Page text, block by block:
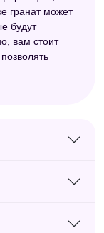
гранат может
будут
вам стоит